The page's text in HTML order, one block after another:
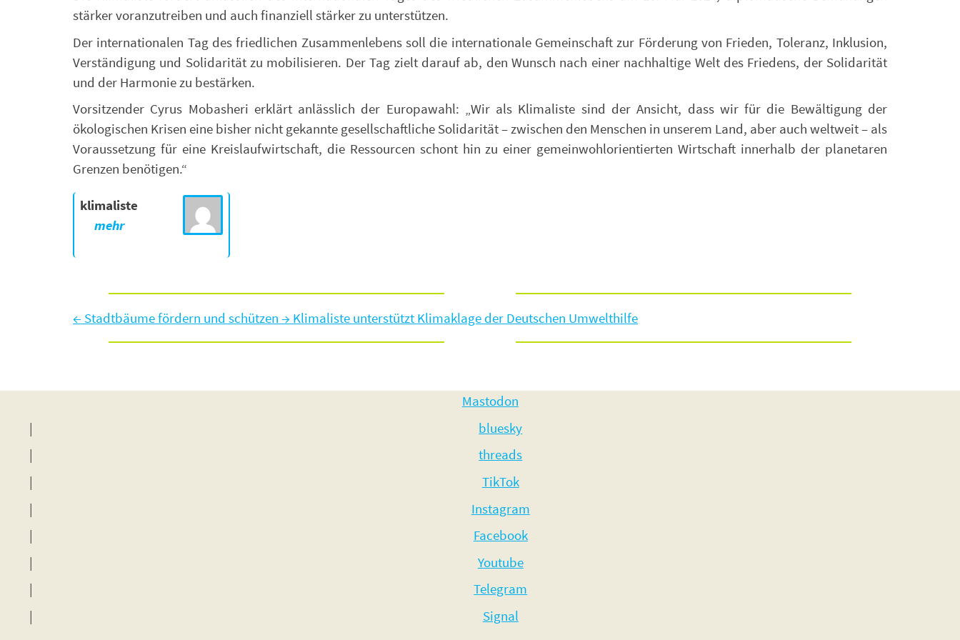
stärker voranzutreiben und auch finanziell stärker zu unterstützen.
Der internationalen Tag des friedlichen Zusammenlebens soll die internationale Gemeinschaft zur Förderung von Frieden, Toleranz, Inklusion,
Verständigung und Solidarität zu mobilisieren. Der Tag zielt darauf ab, den Wunsch nach einer nachhaltige Welt des Friedens, der Solidarität
und der Harmonie zu bestärken.
Vorsitzender Cyrus Mobasheri erklärt anlässlich der Europawahl: „Wir als Klimaliste sind der Ansicht, dass wir für die Bewältigung der
ökologischen Krisen eine bisher nicht gekannte gesellschaftliche Solidarität – zwischen den Menschen in unserem Land, aber auch weltweit – als
Voraussetzung für eine Kreislaufwirtschaft, die Ressourcen schont hin zu einer gemeinwohlorientierten Wirtschaft innerhalb der planetaren
Grenzen benötigen.“
klimaliste
← Stadtbäume fördern und schützen → Klimaliste unterstützt Klimaklage der Deutschen Umwelthilfe
Mastodon
bluesky
threads
TikTok
Instagram
Facebook
Youtube
Telegram
Signal